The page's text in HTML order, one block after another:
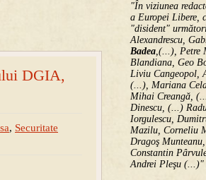
"În viziunea
a Europei Libere,
"disident"
Alexandrescu,
Badea,(...), Petre
Blandiana, Geo
Liviu Cangeopol,
(...), Mariana
Mihai Creangă,
Dinescu, (...)
Iorgulescu,
Mazilu, Corneliu
Dragoş
Constantin
Andrei Pleşu (...)"
DGIA,
, Securitate